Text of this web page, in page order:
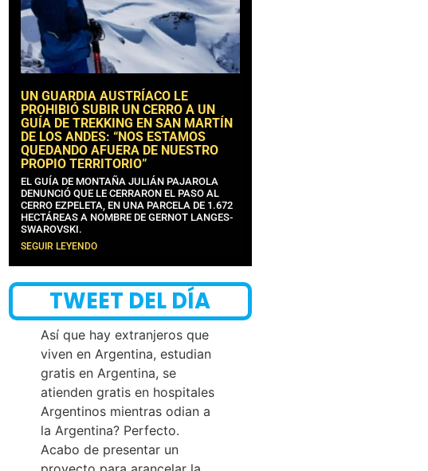
UN GUARDIA AUSTRÍACO LE
PROHIBIÓ SUBIR UN CERRO A UN
GUÍA DE TREKKING EN SAN MARTÍN
DE LOS ANDES: “NOS ESTAMOS
QUEDANDO AFUERA DE NUESTRO
PROPIO TERRITORIO”
EL GUÍA DE MONTAÑA JULIÁN PAJAROLA
DENUNCIÓ QUE LE CERRARON EL PASO AL
CERRO EZPELETA, EN UNA PARCELA DE 1.672
HECTÁREAS A NOMBRE DE GERNOT LANGES-
SWAROVSKI.
SEGUIR LEYENDO
TWEET DEL DÍA
Así que hay extranjeros que
viven en Argentina, estudian
gratis en Argentina, se
atienden gratis en hospitales
Argentinos mientras odian a
la Argentina? Perfecto.
Acabo de presentar un